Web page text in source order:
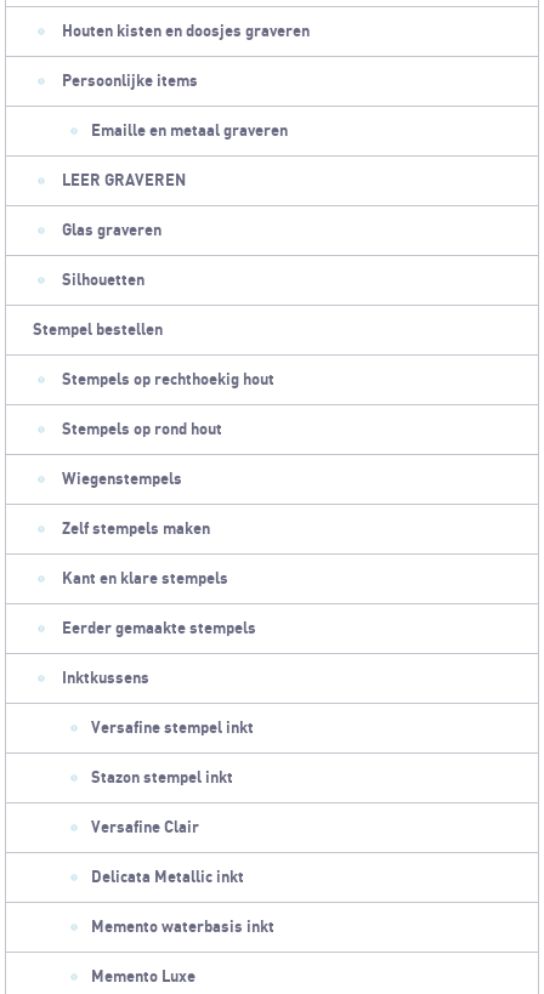
Houten kisten en doosjes graveren
Persoonlijke items
Emaille en metaal graveren
LEER GRAVEREN
Glas graveren
Silhouetten
Stempel bestellen
Stempels op rechthoekig hout
Stempels op rond hout
Wiegenstempels
Zelf stempels maken
Kant en klare stempels
Eerder gemaakte stempels
Inktkussens
Versafine stempel inkt
Stazon stempel inkt
Versafine Clair
Delicata Metallic inkt
Memento waterbasis inkt
Memento Luxe